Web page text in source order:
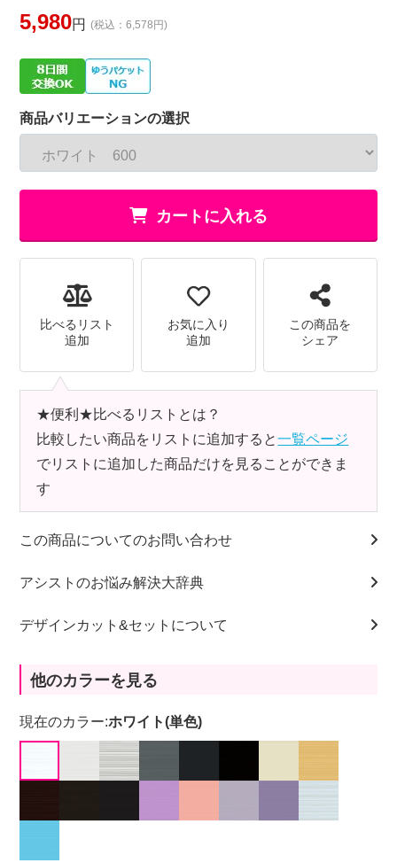
5,980円 (税込：6,578円)
商品バリエーションの選択
カートに入れる
比べるリスト
追加
お気に入り
追加
この商品を
シェア
★便利★比べるリストとは？
比較したい商品をリストに追加すると一覧ページ
でリストに追加した商品だけを見ることができま
す
この商品についてのお問い合わせ
アシストのお悩み解決大辞典
デザインカット&セットについて
他のカラーを見る
現在のカラー:ホワイト(単色)